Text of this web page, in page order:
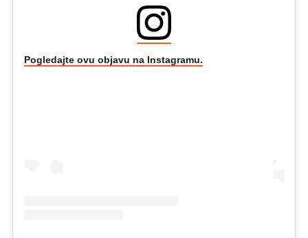
Pogledajte ovu objavu na Instagramu.